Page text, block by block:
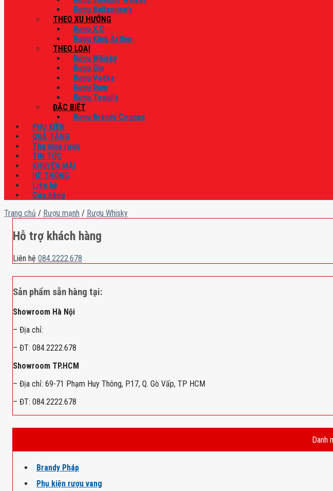
Rượu Ballantine’s
THEO XU HƯỚNG
Rượu X.O
Rượu King Arthur
THEO LOẠI
Rượu Whisky
Rượu Gin
Rượu Vodka
Rượu Rum
Rượu Tequila
ĐẶC BIỆT
Rượu Brandy Cognac
PHỤ KIỆN
QUÀ TẶNG
Thu mua rượu
TIN TỨC
KHUYẾN MÃI
HỆ THỐNG
Liên hệ
Cửa hàng
Trang chủ / Rượu mạnh / Rượu Whisky
Hỗ trợ khách hàng
Liên hệ 084.2222.678
Sản phẩm sẵn hàng tại:
Showroom Hà Nội
– Địa chỉ:
– ĐT: 084.2222.678
Showroom TP.HCM
– Địa chỉ: 69-71 Phạm Huy Thông, P.17, Q. Gò Vấp, TP HCM
– ĐT: 084.2222.678
Danh
Brandy Pháp
Phụ kiện rượu vang